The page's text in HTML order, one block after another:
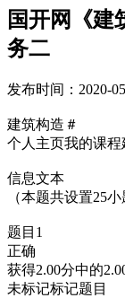
国开网《建
务二
发布时间：2020-
建筑构造＃
个人主页我的课
信息文本
（本题共设置25
题目1
正确
获得2.00分中的
未标记标记题目